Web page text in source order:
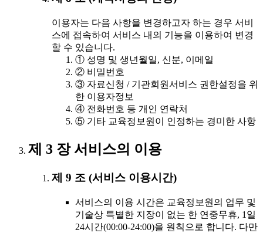
이용자는 다음 사항을 변경하고자 하는 경우 서비
스에 접속하여 서비스 내의 기능을 이용하여 변경
할 수 있습니다.
① 성명 및 생년월일, 신분, 이메일
② 비밀번호
③ 자료신청 / 기관회원서비스 권한설정을 위
한 이용자정보
④ 전화번호 등 개인 연락처
⑤ 기타 교육정보원이 인정하는 경미한 사항
제 3 장 서비스의 이용
제 9 조 (서비스 이용시간)
서비스의 이용 시간은 교육정보원의 업무 및
기술상 특별한 지장이 없는 한 연중무휴, 1일
24시간(00:00-24:00)을 원칙으로 합니다. 다만